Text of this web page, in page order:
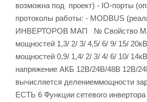
возможна под проект) - IO-порты
протоколы работы: - MODBUS
ИНВЕРТОРОВ МАП № Свойство МАП
мощностей 1,3/ 2/ 3/ 4,5/ 6/ 9/ 15/
мощностей 0,9/ 1,4/ 2/ 3/ 4/ 6/ 10/
напряжение АКБ 12В/24В/48В 12В/
вычисляется делениеммощности
ЕСТЬ 6 Функции сетевого